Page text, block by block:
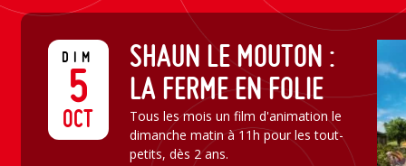
DIM
5
OCT
SHAUN LE MOUTON :
LA FERME EN FOLIE
Tous les mois un film d'animation le
dimanche matin à 11h pour les tout-
petits, dès 2 ans.